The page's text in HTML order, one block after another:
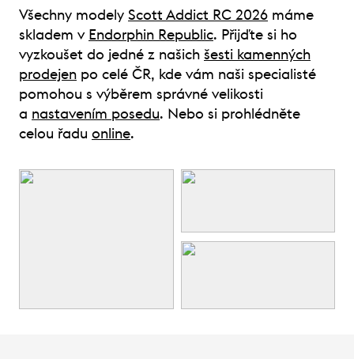
Všechny modely Scott Addict RC 2026 máme
skladem v Endorphin Republic. Přijďte si ho
vyzkoušet do jedné z našich šesti kamenných
prodejen po celé ČR, kde vám naši specialisté
pomohou s výběrem správné velikosti
a nastavením posedu. Nebo si prohlédněte
celou řadu online.